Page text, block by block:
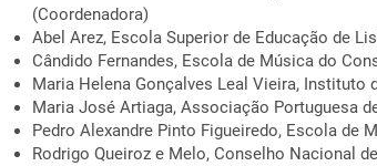
(Coordenadora)
Abel Arez, Escola Superior de Educação de
Cândido Fernandes, Escola de Música do
Maria Helena Gonçalves Leal Vieira, Instituto
Maria José Artiaga, Associação Portuguesa
Pedro Alexandre Pinto Figueiredo, Escola de
Rodrigo Queiroz e Melo, Conselho Nacional